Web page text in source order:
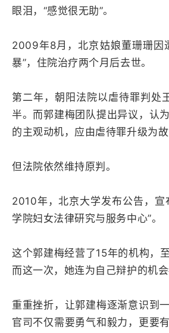
眼泪，“感觉很无助”。
2009年8月，北京姑娘董珊珊因
暴”，住院治疗两个月后去世。
第二年，朝阳法院以虐待罪判处
半。而郭建梅团队提出异议，认
的主观动机，应由虐待罪升级为故
但法院依然维持原判。
2010年，北京大学发布公告，宣
学院妇女法律研究与服务中心”。
这个郭建梅经营了15年的机构，
而这一次，她连为自己辩护的机会
重重挫折，让郭建梅逐渐意识到
官司不仅需要勇气和毅力，更要